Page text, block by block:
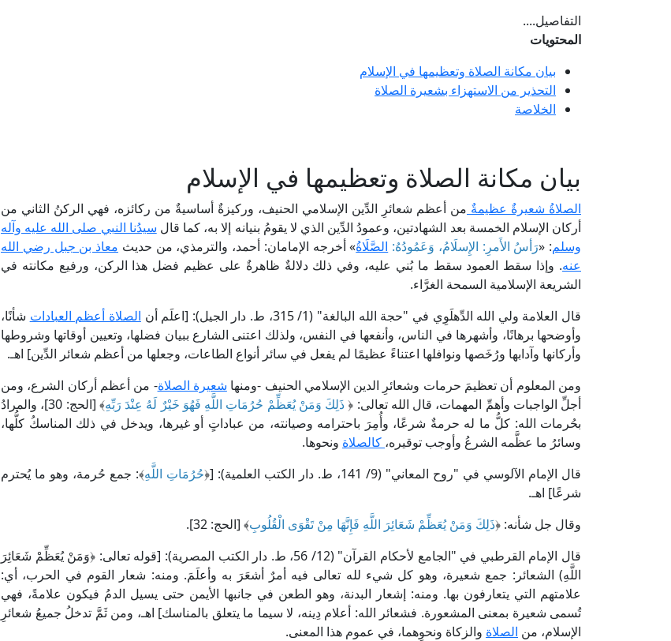
التفاصيل....
المحتويات
بيان مكانة الصلاة وتعظيمها في الإسلام
التحذير من الاستهزاء بشعيرة الصلاة
الخلاصة
بيان مكانة الصلاة وتعظيمها في الإسلام
الصلاةُ شعيرةٌ عظيمةٌ من أعظم شعائرِ الدِّين الإسلامي الحنيف، وركيزةٌ أساسيةٌ من ركائزه، فهي الركنُ الثاني من
أركان الإسلام الخمسة بعد الشهادتين، وعمودُ الدِّين الذي لا يقومُ بنيانه إلا به، كما قال سيدُنا النبي صلى الله عليه وآله
وسلم: «رَأسُ الأَمرِ: الإِسلَامُ، وَعَمُودُهُ: الصَّلَاةُ» أخرجه الإمامان: أحمد، والترمذي، من حديث معاذ بن جبل رضي الله
عنه. وإذا سقط العمود سقط ما بُني عليه، وفي ذلك دلالةٌ ظاهرةٌ على عظيم فضل هذا الركن، ورفيع مكانته في
الشريعة الإسلامية السمحة الغرَّاء.
قال العلامة ولي الله الدِّهلَوِي في "حجة الله البالغة" (1/ 315، ط. دار الجيل): [اعلَم أن
الصلاة أعظم العبادات شأنًا،
وأوضحها برهانًا، وأشهرها في الناس، وأنفعها في النفس، ولذلك اعتنى الشارع ببيان فضلها، وتعيين أوقاتها وشروطها
وأركانها وآدابها ورُخَصها ونوافلها اعتناءً عظيمًا لم يفعل في سائر أنواع الطاعات، وجعلها من أعظم شعائر الدِّين] اهـ.
ومن المعلوم أن تعظيمَ حرمات وشعائرِ الدين الإسلامي الحنيف -ومنها شعيرة الصلاة- من أعظم أركان الشرع، ومن
أجلِّ الواجبات وأهمِّ المهمات، قال الله تعالى: ﴿ذَلِكَ وَمَنْ يُعَظِّمْ حُرُمَاتِ اللَّهِ فَهُوَ خَيْرٌ لَهُ عِنْدَ رَبِّهِ
﴾ [الحج: 30]، والمرادُ
بحُرمات الله: كلُّ ما له حرمةٌ شرعًا، وأُمِرَ باحترامه وصيانته، من عباداتٍ أو غيرها، ويدخل في ذلك المناسكُ كلُّها،
وسائرُ ما عظَّمه الشرعُ وأوجب توقيره، كالصلاة ونحوها.
قال الإمام الآلوسي في "روح المعاني" (9/ 141، ط. دار الكتب العلمية): [﴿
حُرُمَاتِ اللَّهِ﴾: جمع حُرمة، وهو ما يُحترم
شرعًا] اهـ.
وقال جل شأنه: ﴿ذَلِكَ وَمَنْ يُعَظِّمْ شَعَائِرَ اللَّهِ فَإِنَّهَا مِنْ تَقْوَى الْقُلُوبِ﴾ [الحج: 32].
قال الإمام القرطبي في "الجامع لأحكام القرآن" (12/ 56، ط. دار الكتب المصرية): [قوله تعالى: ﴿وَمَنْ يُعَظِّمْ شَعَائِرَ
اللَّهِ) الشعائر: جمع شعيرة، وهو كل شيء لله تعالى فيه أمرٌ أشعَرَ به وأعلَمَ. ومنه: شعار القوم في الحرب، أي:
علامتهم التي يتعارفون بها. ومنه: إشعار البدنة، وهو الطعن في جانبها الأيمن حتى يسيل الدمُ فيكون علامةً، فهي
تُسمى شعيرة بمعنى المشعورة. فشعائر الله: أعلام دِينه، لا سيما ما يتعلق بالمناسك] اهـ، ومن ثَمَّ تدخلُ جميعُ شعائرِ
الإسلام، من الصلاة والزكاة ونحوِهما، في عموم هذا المعنى.